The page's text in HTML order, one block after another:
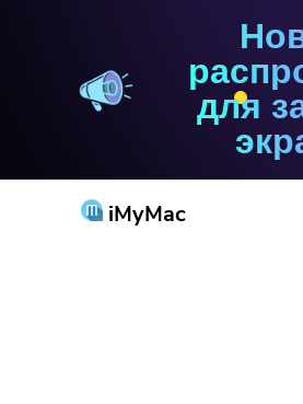
для
iMyMac
PowerMyMac